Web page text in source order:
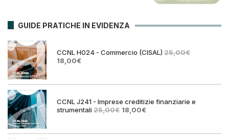
GUIDE PRATICHE IN EVIDENZA
CCNL H024 - Commercio (CISAL) 25,00€
Il
era:
18,00€Il
è:
CCNL J241 - Imprese creditizie finanziarie e
strumentali25,00€ Il
era:
18,00€Il
è: